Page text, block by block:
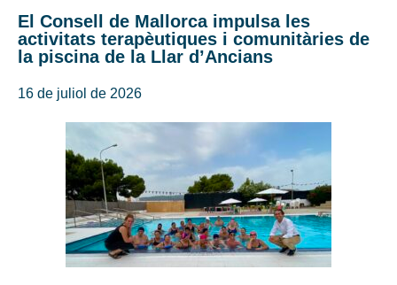
El Consell de Mallorca impulsa les
activitats terapèutiques i comunitàries de
la piscina de la Llar d’Ancians
16 de juliol de 2026